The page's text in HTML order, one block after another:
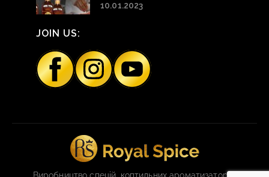
10.01.2023
JOIN US: